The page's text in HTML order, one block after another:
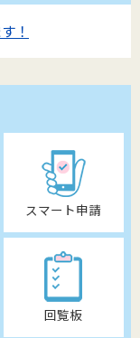
！
スマート申請
回覧板